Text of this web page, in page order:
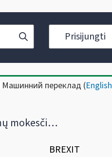
Prisijungti
переклад (English
nuo 2022 m.
BREXIT